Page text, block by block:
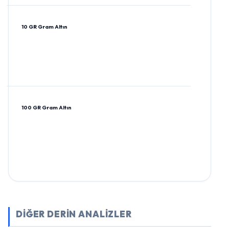
10 GR Gram Altın
100 GR Gram Altın
DİĞER DERİN ANALİZLER